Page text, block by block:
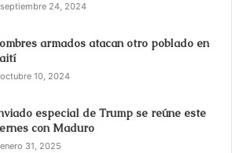
septiembre 24, 2024
armados atacan otro poblado en
octubre 10, 2024
especial de Trump se reúne este
con Maduro
enero 31, 2025